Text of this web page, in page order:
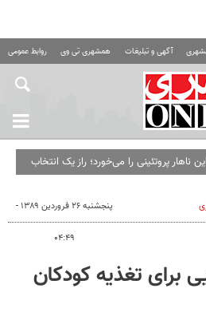
آگهی و تبلیغات همشهری تی وی روابط عمومی
ناهار پروتئینی را می‌خورد؛ راز یک انتخاب
پنجشنبه ۲۶ فروردین ۱۳۸۹ -
۰۴:۴۹
برای تغذیه کودکان